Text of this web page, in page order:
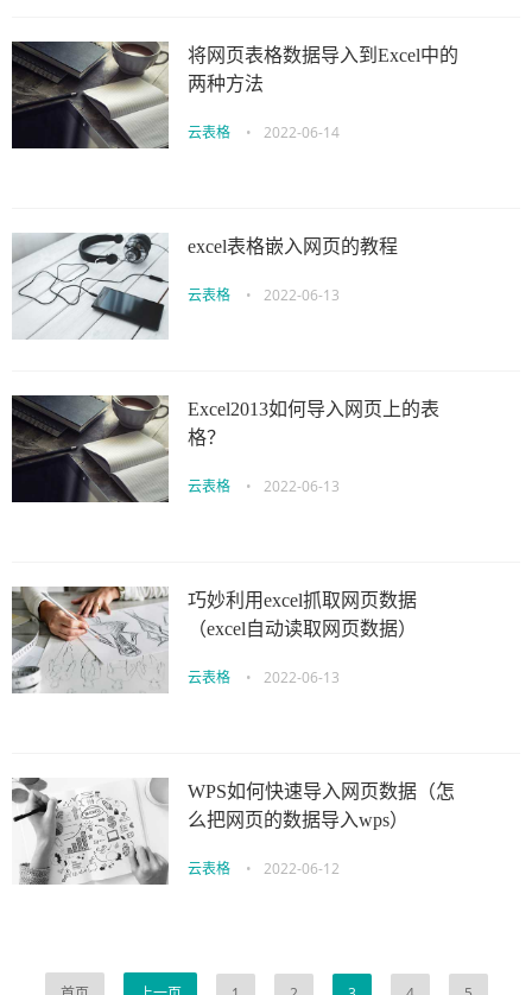
将网页表格数据导入到Excel中的
两种方法
云表格 • 2022-06-14
excel表格嵌入网页的教程
云表格 • 2022-06-13
Excel2013如何导入网页上的表
格？
云表格 • 2022-06-13
巧妙利用excel抓取网页数据
（excel自动读取网页数据）
云表格 • 2022-06-13
WPS如何快速导入网页数据（怎
么把网页的数据导入wps）
云表格 • 2022-06-12